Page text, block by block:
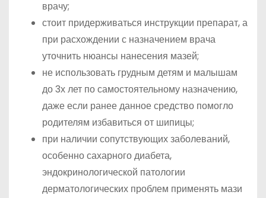
врачу;
стоит придерживаться инструкции препарат, а
при расхождении с назначением врача
уточнить нюансы нанесения мазей;
не использовать грудным детям и малышам
до 3х лет по самостоятельному назначению,
даже если ранее данное средство помогло
родителям избавиться от шипицы;
при наличии сопутствующих заболеваний,
особенно сахарного диабета,
эндокринологической патологии
дерматологических проблем применять мази